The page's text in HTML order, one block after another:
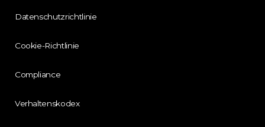
Datenschutzrichtlinie
Cookie-Richtlinie
Compliance
Verhaltenskodex